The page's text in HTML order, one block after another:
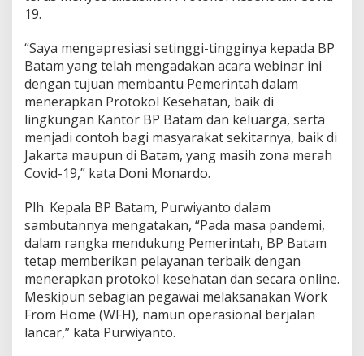
a
t
S
e
l
a
m
a
P
a
d
e
m
i
"
19.
“Saya mengapresiasi setinggi-tingginya kepada BP
Batam yang telah mengadakan acara webinar ini
dengan tujuan membantu Pemerintah dalam
menerapkan Protokol Kesehatan, baik di
lingkungan Kantor BP Batam dan keluarga, serta
menjadi contoh bagi masyarakat sekitarnya, baik di
Jakarta maupun di Batam, yang masih zona merah
Covid-19,” kata Doni Monardo.
Plh. Kepala BP Batam, Purwiyanto dalam
sambutannya mengatakan, “Pada masa pandemi,
dalam rangka mendukung Pemerintah, BP Batam
tetap memberikan pelayanan terbaik dengan
menerapkan protokol kesehatan dan secara online.
Meskipun sebagian pegawai melaksanakan Work
From Home (WFH), namun operasional berjalan
lancar,” kata Purwiyanto.